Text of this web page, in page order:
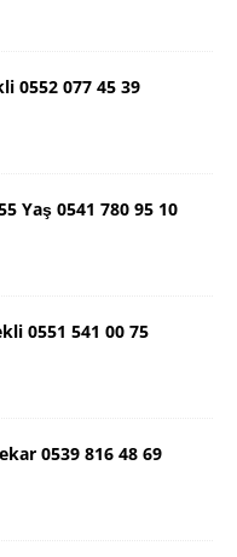
0552 077 45 39
Yaş 0541 780 95 10
0551 541 00 75
0539 816 48 69